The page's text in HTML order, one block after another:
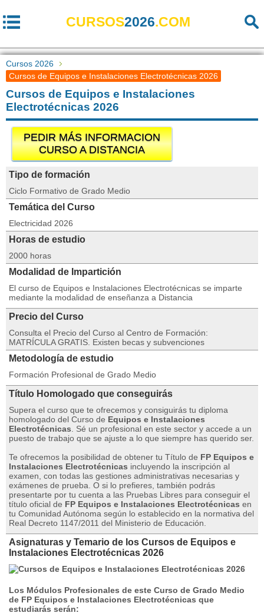
CURSOS2026.COM
Cursos 2026
Cursos de Equipos e Instalaciones Electrotécnicas 2026
Cursos de Equipos e Instalaciones
Electrotécnicas 2026
PEDIR MÁS INFORMACION
CURSO A DISTANCIA
Tipo de formación
Ciclo Formativo de Grado Medio
Temática del Curso
Electricidad 2026
Horas de estudio
2000 horas
Modalidad de Impartición
El curso de Equipos e Instalaciones Electrotécnicas se imparte
mediante la modalidad de enseñanza a Distancia
Precio del Curso
Consulta el Precio del Curso al Centro de Formación:
MATRÍCULA GRATIS. Existen becas y subvenciones
Metodología de estudio
Formación Profesional de Grado Medio
Título Homologado que conseguirás
Supera el curso que te ofrecemos y consiguirás tu diploma
homologado del Curso de Equipos e Instalaciones
Electrotécnicas . Sé un profesional en este sector y accede a un
puesto de trabajo que se ajuste a lo que siempre has querido ser.
Te ofrecemos la posibilidad de obtener tu Título de FP Equipos e
Instalaciones Electrotécnicas incluyendo la inscripción al
examen, con todas las gestiones administrativas necesarias y
exámenes de prueba. O si lo prefieres, también podrás
presentarte por tu cuenta a las Pruebas Libres para conseguir el
título oficial de FP Equipos e Instalaciones Electrotécnicas en
tu Comunidad Autónoma según lo establecido en la normativa del
Real Decreto 1147/2011 del Ministerio de Educación.
Asignaturas y Temario de los Cursos de Equipos e
Instalaciones Electrotécnicas 2026
Los Módulos Profesionales de este Curso de Grado Medio
de FP Equipos e Instalaciones Electrotécnicas que
estudiarás serán: